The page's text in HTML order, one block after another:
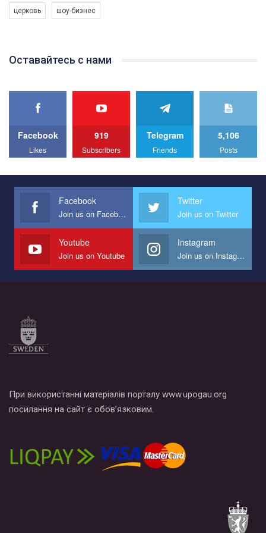
Якщо ти хочеш підтримати нас - просто натисни "лайк" під
best video, representing programme for the development of
We appeal to your support and ask to help us implement our plan
All you have to do is to press "Like" below the video.
Эмоционально сильный ролик от команды "Гей-альянс
представляющий программу развития организации.
Мы просим вас поддержать нас и помочь нам реализовать
наш план по борьбе с насилием и дискриминацией на почве
СОГИ в Украине.
Все, что вам нужно сделать - это зайти на наш канал YouTube
по этой ссылке и поставить лайк под видео.
церковь шоу-бизнес
Оставайтесь с нами
Facebook
Likes
919
Subscribers
Telegram
Friends
5,106
Posts
Facebook
Join us on Facebook
Twitter
Join us on Twitter
Youtube
Join us on Youtube
Instagram
Join us on Instagram
При використанні матеріалів порталу www.upogau.org
посилання на сайт є обов’язковим.